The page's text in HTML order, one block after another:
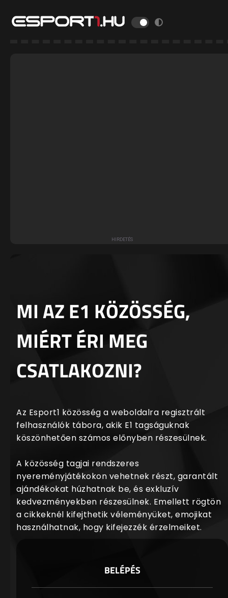
MI AZ E1 KÖZÖSSÉG,
MIÉRT ÉRI MEG
CSATLAKOZNI?
Az Esport1 közösség a weboldalra regisztrált
felhasználók tábora, akik E1 tagságuknak
köszönhetően számos előnyben részesülnek.
A közösség tagjai rendszeres
nyereményjátékokon vehetnek részt, garantált
ajándékokat húzhatnak be, és exkluzív
kedvezményekben részesülnek. Emellett rögtön
a cikkeknél kifejthetik véleményüket, emojikat
használhatnak, hogy kifejezzék érzelmeiket.
BELÉPÉS